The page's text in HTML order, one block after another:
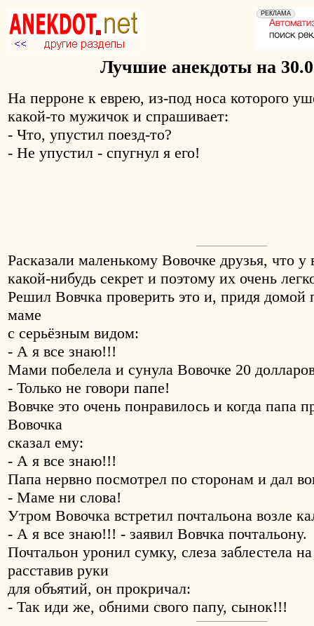
Лучшие анекдоты на
На перроне к еврею, из-под носа которого
какой-то мужичок и спрашивает:
- Что, упустил поезд-то?
- Не упустил - спугнул я его!
Расказали маленькому Вовочке друзья, что у
какой-нибудь секрет и поэтому их очень
Решил Вовчка проверить это и, придя домой
маме
с серьёзным видом:
- А я все знаю!!!
Мами побелела и сунула Вовочке 20
- Только не говори папе!
Вовчке это очень понравилось и когда папа
Вовочка
сказал ему:
- А я все знаю!!!
Папа нервно посмотрел по сторонам и дал
- Маме ни слова!
Утром Вовочка встретил почтальона возле
- А я все знаю!!! - заявил Вовчка почтальону.
Почтальон уронил сумку, слеза заблестела
расставив руки
для объятий, он прокричал:
- Так иди же, обними свого папу, сынoк!!!